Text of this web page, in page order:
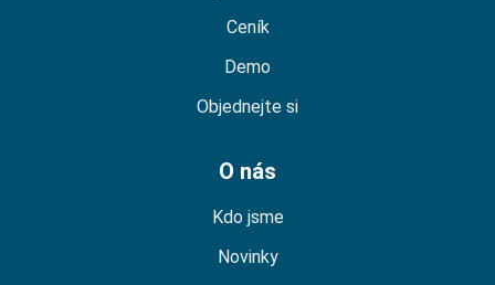
Ceník
Demo
Objednejte si
O nás
Kdo jsme
Novinky